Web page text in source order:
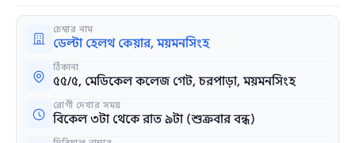
চেম্বার নাম
ডেল্টা হেলথ কেয়ার, ময়মনসিংহ
ঠিকানা
৫৫/৫, মেডিকেল কলেজ গেট, চরপাড়া, ময়মনসিংহ
রোগী দেখার সময়
বিকেল ৩টা থেকে রাত ৯টা (শুক্রবার বন্ধ)